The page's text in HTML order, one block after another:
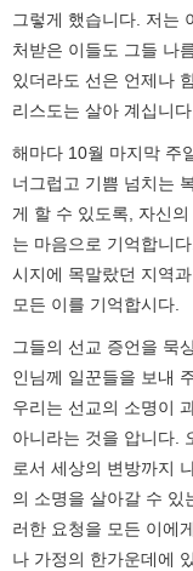
그렇게 했습니다. 저는
처받은 이들도 그들 나
있더라도 선은 언제나
리스도는 살아 계십니
해마다 10월 마지막 주
너그럽고 기쁨 넘치는
게 할 수 있도록, 자신
는 마음으로 기억합니
시지에 목말랐던 지역
모든 이를 기억합시다.
그들의 선교 증언을 묵
인님께 일꾼들을 보내
우리는 선교의 소명이
아니라는 것을 압니다.
로서 세상의 변방까지
의 소명을 살아갈 수 있
러한 요청을 모든 이에
나 가정의 한가운데에